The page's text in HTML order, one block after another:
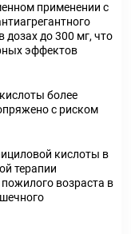
применении с
дозах до 300 мг, что
эффектов
более
с риском
кислоты в
терапии
возраста в